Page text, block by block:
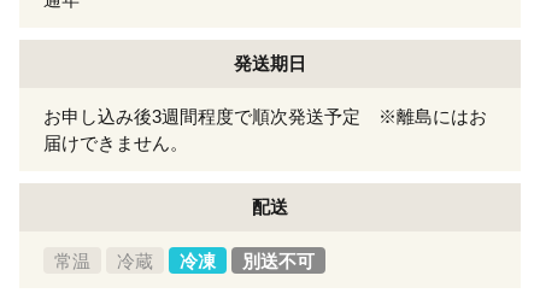
発送期日
お申し込み後3週間程度で順次発送予定 ※離島にはお
届けできません。
配送
常温 冷蔵 冷凍 別送不可